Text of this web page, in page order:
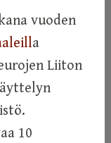
vuoden
a
Liiton
10